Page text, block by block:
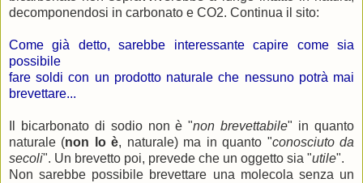
decomponendosi in carbonato e CO2. Continua il sito:
Come già detto, sarebbe interessante capire come sia
possibile
fare soldi con un prodotto naturale che nessuno potrà mai
brevettare...
Il bicarbonato di sodio non è "non brevettabile" in quanto
naturale (non lo è, naturale) ma in quanto "conosciuto da
secoli". Un brevetto poi, prevede che un oggetto sia "utile".
Non sarebbe possibile brevettare una molecola senza un